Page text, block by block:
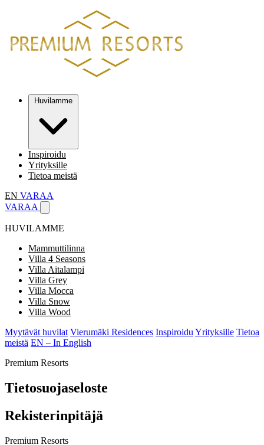
Inspiroidu
Yrityksille
Tietoa meistä
EN VARAA
VARAA
HUVILAMME
Mammuttilinna
Villa 4 Seasons
Villa Aitalampi
Villa Grey
Villa Mocca
Villa Snow
Villa Wood
Myytävät huvilat Vierumäki Residences Inspiroidu Yrityksille Tietoa
meistä EN – In English
Premium Resorts
Tietosuojaseloste
Rekisterinpitäjä
Premium Resorts